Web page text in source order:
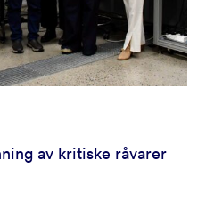
av kritiske råvarer